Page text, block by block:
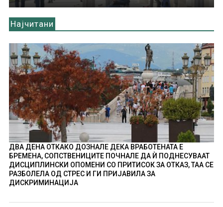
Најчитани
ДВА ДЕНА ОТКАКО ДОЗНАЛЕ ДЕКА ВРАБОТЕНАТА Е
БРЕМЕНА, СОПСТВЕНИЦИТЕ ПОЧНАЛЕ ДА Ѝ ПОДНЕСУВААТ
ДИСЦИПЛИНСКИ ОПОМЕНИ СО ПРИТИСОК ЗА ОТКАЗ, ТАА СЕ
РАЗБОЛЕЛА ОД СТРЕС И ГИ ПРИЈАВИЛА ЗА
ДИСКРИМИНАЦИЈА